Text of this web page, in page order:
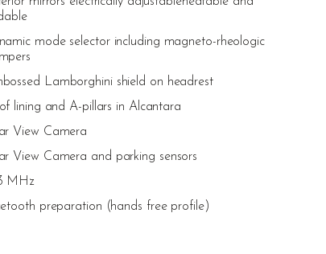
mode selector including magneto-rheologic
Lamborghini shield on headrest
lining and A-pillars in Alcantara
View Camera
View Camera and parking sensors
MHz
preparation (hands free profile)